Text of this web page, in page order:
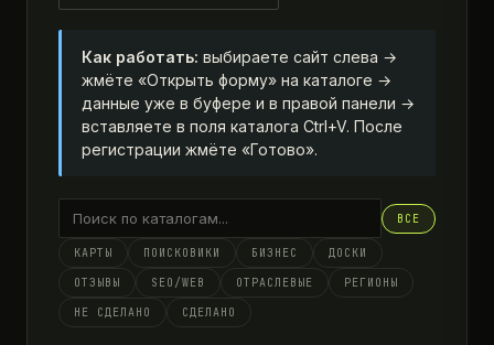
Как работать: выбираете сайт слева →
жмёте «Открыть форму» на каталоге →
данные уже в буфере и в правой панели →
вставляете в поля каталога Ctrl+V. После
регистрации жмёте «Готово».
ВСЕ
КАРТЫ ПОИСКОВИКИ БИЗНЕС ДОСКИ
ОТЗЫВЫ SEO/WEB ОТРАСЛЕВЫЕ РЕГИОНЫ
НЕ СДЕЛАНО СДЕЛАНО